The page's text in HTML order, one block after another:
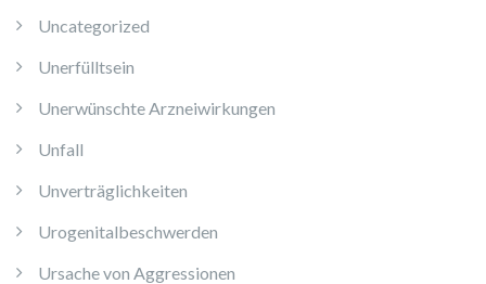
Uncategorized
Unerfülltsein
Unerwünschte Arzneiwirkungen
Unfall
Unverträglichkeiten
Urogenitalbeschwerden
Ursache von Aggressionen